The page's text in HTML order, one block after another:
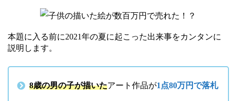
本題に入る前に2021年の夏に起こった出来事をカンタンに
説明します。
8歳の男の子が描いたアート作品が1点80万円で落札